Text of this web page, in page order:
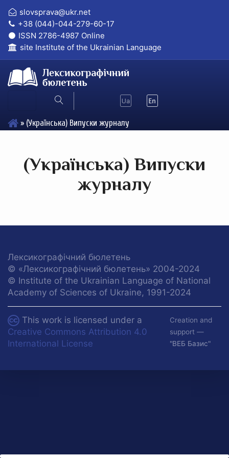
slovsprava@ukr.net
+38 (044)-044-279-60-17
ISSN 2786-4987 Online
site Institute of the Ukrainian Language
» (Українська) Випуски журналу
(Українська) Випуски
журналу
Лексикографічний бюлетень
© «Лексикографічний бюлетень» 2004-2024
© Institute of the Ukrainian Language of National
Academy of Sciences of Ukraine, 1991-2024
This work is licensed under a
Creative Commons Attribution 4.0
International License
Creation and
support —
"ВЕБ Базис"